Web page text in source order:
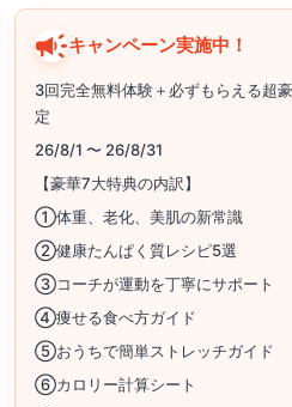
キャンペーン実施中！
3回完全無料体験＋必ずもらえる超
定
26/8/1 〜 26/8/31
【豪華7大特典の内訳】
①体重、老化、美肌の新常識
②健康たんぱく質レシピ5選
③コーチが運動を丁寧にサポート
④痩せる食べ方ガイド
⑤おうちで簡単ストレッチガイド
⑥カロリー計算シート